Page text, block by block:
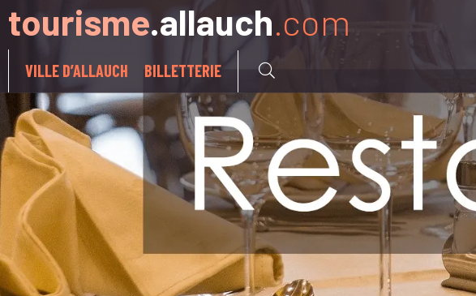
Aller à:
tourisme.allauch.com
VILLE D’ALLAUCH BILLETTERIE